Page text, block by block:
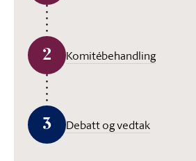
2 Komitébehandling
3 Debatt og vedtak